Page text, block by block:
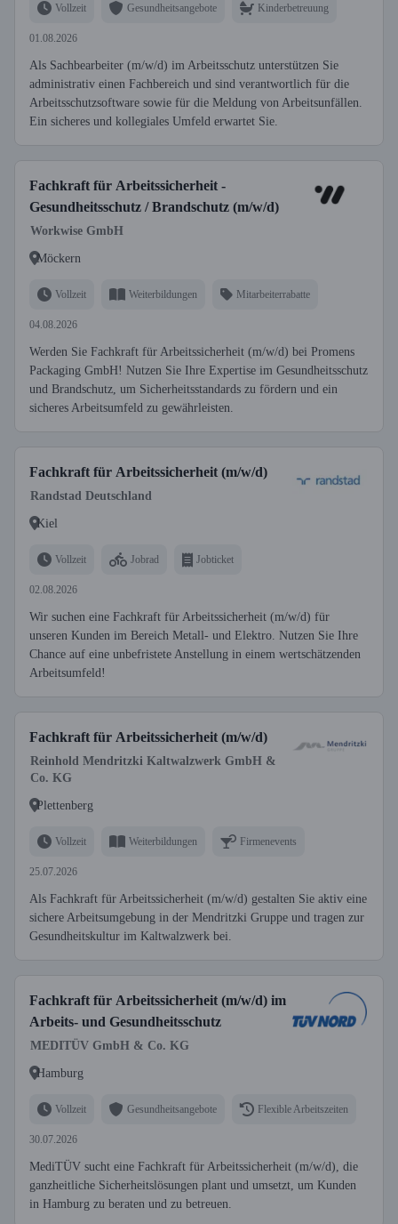
Vollzeit Gesundheitsangebote Kinderbetreuung
01.08.2026
Als Sachbearbeiter (m/w/d) im Arbeitsschutz unterstützen Sie
administrativ einen Fachbereich und sind verantwortlich für die
Arbeitsschutzsoftware sowie für die Meldung von Arbeitsunfällen.
Ein sicheres und kollegiales Umfeld erwartet Sie.
Fachkraft für Arbeitssicherheit -
Gesundheitsschutz / Brandschutz (m/w/d)
Workwise GmbH
Möckern
Vollzeit Weiterbildungen Mitarbeiterrabatte
04.08.2026
Werden Sie Fachkraft für Arbeitssicherheit (m/w/d) bei Promens
Packaging GmbH! Nutzen Sie Ihre Expertise im Gesundheitsschutz
und Brandschutz, um Sicherheitsstandards zu fördern und ein
sicheres Arbeitsumfeld zu gewährleisten.
Fachkraft für Arbeitssicherheit (m/w/d)
Randstad Deutschland
Kiel
Vollzeit Jobrad Jobticket
02.08.2026
Wir suchen eine Fachkraft für Arbeitssicherheit (m/w/d) für
unseren Kunden im Bereich Metall- und Elektro. Nutzen Sie Ihre
Chance auf eine unbefristete Anstellung in einem wertschätzenden
Arbeitsumfeld!
Fachkraft für Arbeitssicherheit (m/w/d)
Reinhold Mendritzki Kaltwalzwerk GmbH &
Co. KG
Plettenberg
Vollzeit Weiterbildungen Firmenevents
25.07.2026
Als Fachkraft für Arbeitssicherheit (m/w/d) gestalten Sie aktiv eine
sichere Arbeitsumgebung in der Mendritzki Gruppe und tragen zur
Gesundheitskultur im Kaltwalzwerk bei.
Fachkraft für Arbeitssicherheit (m/w/d) im
Arbeits- und Gesundheitsschutz
MEDITÜV GmbH & Co. KG
Hamburg
Vollzeit Gesundheitsangebote Flexible Arbeitszeiten
30.07.2026
MediTÜV sucht eine Fachkraft für Arbeitssicherheit (m/w/d), die
ganzheitliche Sicherheitslösungen plant und umsetzt, um Kunden
in Hamburg zu beraten und zu betreuen.